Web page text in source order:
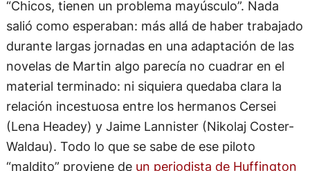
“Chicos, tienen un problema mayúsculo”. Nada
salió como esperaban: más allá de haber trabajado
durante largas jornadas en una adaptación de las
novelas de Martin algo parecía no cuadrar en el
material terminado: ni siquiera quedaba clara la
relación incestuosa entre los hermanos Cersei
(Lena Headey) y Jaime Lannister (Nikolaj Coster-
Waldau). Todo lo que se sabe de ese piloto
“maldito” proviene deun periodista de Huffington